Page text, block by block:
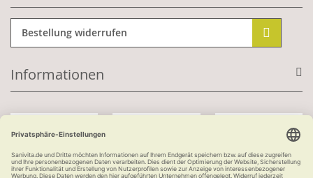
Bestellung widerrufen
Informationen